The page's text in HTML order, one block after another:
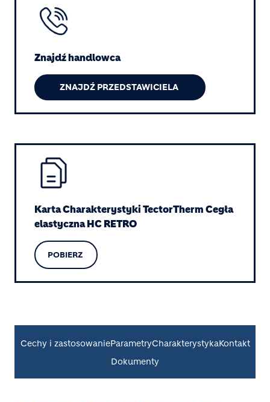
Image
Znajdź handlowca
ZNAJDŹ PRZEDSTAWICIELA
Image
Karta Charakterystyki TectorTherm Cegła
elastyczna HC RETRO
POBIERZ
Cechy i zastosowanieParametryCharakterystykaKontakt
Dokumenty